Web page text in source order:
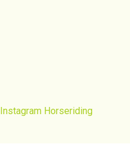
Instagram Horseriding